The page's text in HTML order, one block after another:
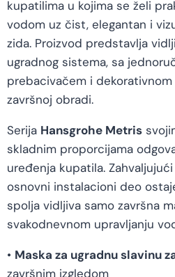
kupatilima u kojima se želi
vodom uz čist, elegantan i
zida. Proizvod predstavlja
ugradnog sistema, sa
prebacivačem i
završnoj obradi.
Serija Hansgrohe Metris
skladnim proporcijama
uređenja kupatila.
osnovni instalacioni deo
spolja vidljiva samo završna
svakodnevnom upravljanju
• Maska za ugradnu slavinu
završnim izgledom